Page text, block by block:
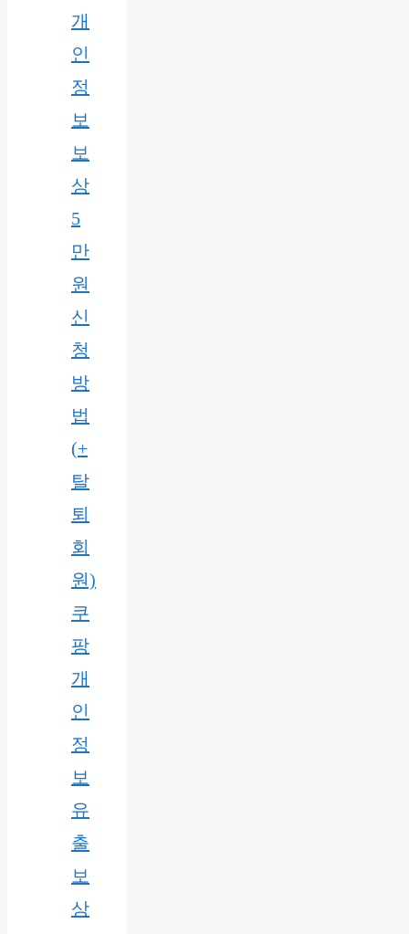
개
인
정
보
보
상
5
만
원
신
청
방
법
(+
탈
퇴
회
원)
쿠
팡
개
인
정
보
유
출
보
상